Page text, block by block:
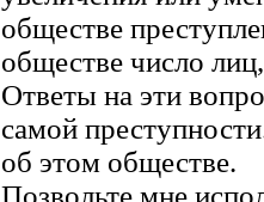
обществе
обществе число
Ответы на эти
самой
об этом обществе.